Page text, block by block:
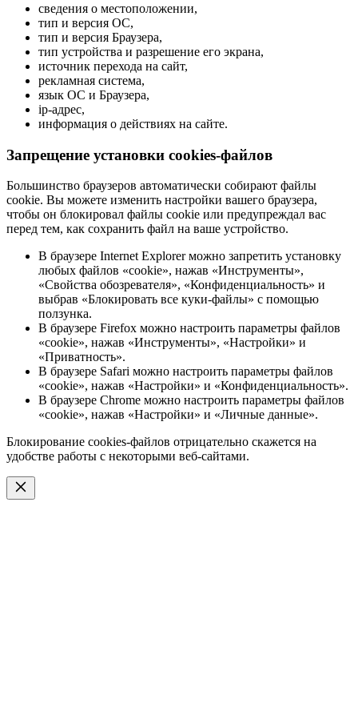
сведения о местоположении,
тип и версия ОС,
тип и версия Браузера,
тип устройства и разрешение его экрана,
источник перехода на сайт,
рекламная система,
язык ОС и Браузера,
ip-адрес,
информация о действиях на сайте.
Запрещение установки cookies-файлов
Большинство браузеров автоматически собирают файлы
cookie. Вы можете изменить настройки вашего браузера,
чтобы он блокировал файлы cookie или предупреждал вас
перед тем, как сохранить файл на ваше устройство.
В браузере Internet Explorer можно запретить установку
любых файлов «cookie», нажав «Инструменты»,
«Свойства обозревателя», «Конфиденциальность» и
выбрав «Блокировать все куки-файлы» с помощью
ползунка.
В браузере Firefox можно настроить параметры файлов
«cookie», нажав «Инструменты», «Настройки» и
«Приватность».
В браузере Safari можно настроить параметры файлов
«cookie», нажав «Настройки» и «Конфиденциальность».
В браузере Chrome можно настроить параметры файлов
«cookie», нажав «Настройки» и «Личные данные».
Блокирование cookies-файлов отрицательно скажется на
удобстве работы с некоторыми веб-сайтами.